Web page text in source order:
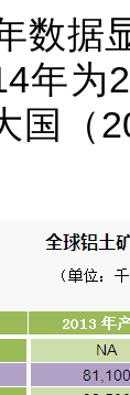
数据
年为
国（